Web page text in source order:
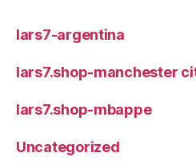
lars7-argentina
lars7.shop-manchester
lars7.shop-mbappe
Uncategorized